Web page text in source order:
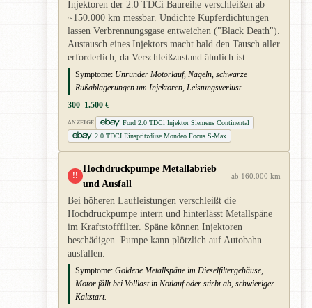
Injektoren der 2.0 TDCi Baureihe verschleißen ab
~150.000 km messbar. Undichte Kupferdichtungen
lassen Verbrennungsgase entweichen ("Black Death").
Austausch eines Injektors macht bald den Tausch aller
erforderlich, da Verschleißzustand ähnlich ist.
Symptome: Unrunder Motorlauf, Nageln, schwarze
Rußablagerungen um Injektoren, Leistungsverlust
300–1.500 €
ANZEIGE
Ford 2.0 TDCi Injektor Siemens Continental
2.0 TDCI Einspritzdüse Mondeo Focus S-Max
!!
Hochdruckpumpe Metallabrieb
und Ausfall
ab 160.000 km
Bei höheren Laufleistungen verschleißt die
Hochdruckpumpe intern und hinterlässt Metallspäne
im Kraftstofffilter. Späne können Injektoren
beschädigen. Pumpe kann plötzlich auf Autobahn
ausfallen.
Symptome: Goldene Metallspäne im Dieselfiltergehäuse,
Motor fällt bei Volllast in Notlauf oder stirbt ab, schwieriger
Kaltstart.